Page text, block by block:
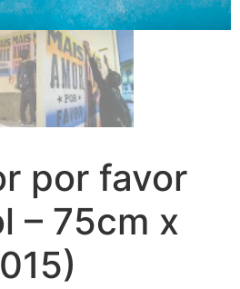
por favor
– 75cm x